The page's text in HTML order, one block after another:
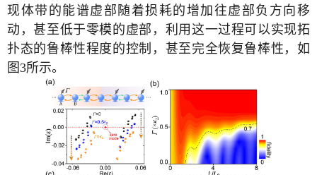
现体带的能谱虚部随着损耗的增加往虚部负方向移
动，甚至低于零模的虚部，利用这一过程可以实现拓
扑态的鲁棒性程度的控制，甚至完全恢复鲁棒性，如
图3所示。